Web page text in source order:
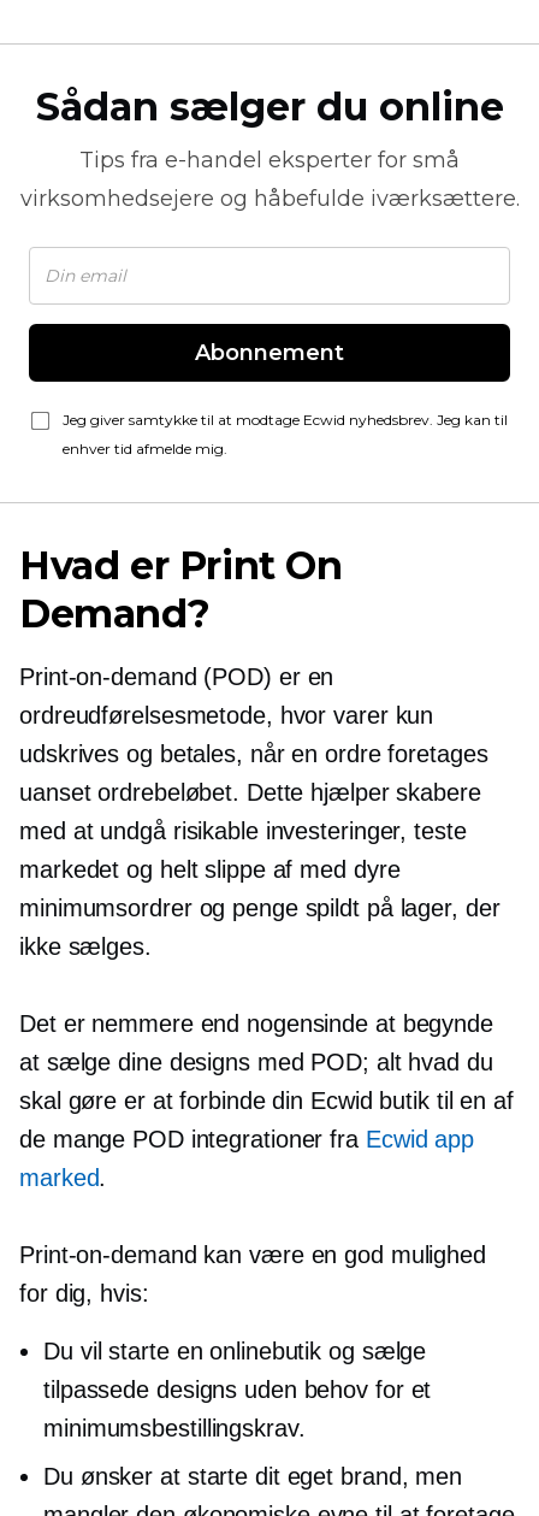
Sådan sælger du online
Tips fra e-handel eksperter for små
virksomhedsejere og håbefulde iværksættere.
Abonnement
Jeg giver samtykke til at modtage Ecwid nyhedsbrev. Jeg kan til
enhver tid afmelde mig.
Hvad er Print On
Demand?
Print-on-demand (POD) er en
ordreudførelsesmetode, hvor varer kun
udskrives og betales, når en ordre foretages
uanset ordrebeløbet. Dette hjælper skabere
med at undgå risikable investeringer, teste
markedet og helt slippe af med dyre
minimumsordrer og penge spildt på lager, der
ikke sælges.
Det er nemmere end nogensinde at begynde
at sælge dine designs med POD; alt hvad du
skal gøre er at forbinde din Ecwid butik til en af
​​de mange POD integrationer fra Ecwid app
marked.
Print-on-demand kan være en god mulighed
for dig, hvis:
Du vil starte en onlinebutik og sælge
tilpassede designs uden behov for et
minimumsbestillingskrav.
Du ønsker at starte dit eget brand, men